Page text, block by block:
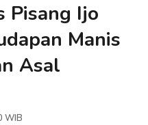
Pisang Ijo
Manis
Asal
WIB